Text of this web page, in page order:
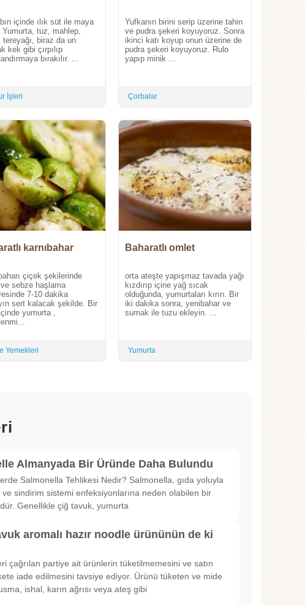
içinde ılık süt ile maya
Yumurta, tuz, mahlep,
tereyağı, biraz da un
kek gibi çırpılıp
bırakılır. ...
İşleri
Yufkanın birini serip üzerine tahin
ve pudra şekeri koyuyoruz. Sonra
ikinci katı koyup onun üzerine de
pudra şekeri koyuyoruz. Rulo
yapıp minik ...
Çorbalar
Baharatlı karnıbahar
çiçek şekilerinde
ve sebze haşlama
7-10 dakika
sert kalacak şekilde. Bir
yumurta ,
Yemekleri
Baharatlı omlet
orta ateşte yapışmaz tavada yağı
kızdırıp içine yağ sıcak
olduğunda, yumurtaları kırın. Bir
iki dakika sonra, yenibahar ve
sumak ile tuzu ekleyin. ...
Yumurta
Almanyada Bir Üründe Daha Bulundu
Salmonella Tehlikesi Nedir? Salmonella, gıda yoluyla
ve sindirim sistemi enfeksiyonlarına neden olabilen bir
Genellikle çiğ tavuk, yumurta
aromalı hazır noodle ürününün de ki
çağrılan partiye ait ürünlerin tüketilmemesini ve satın
iade edilmesini tavsiye ediyor. Ürünü tüketen ve mide
ishal, karın ağrısı veya ateş gibi